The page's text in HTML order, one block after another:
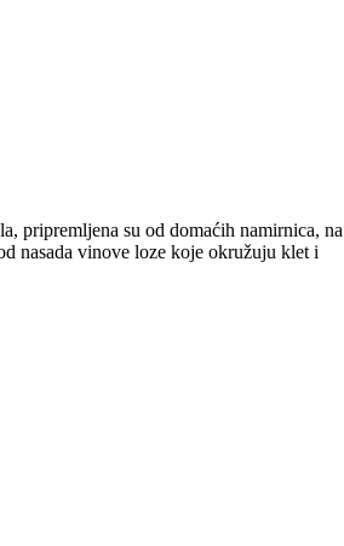
pripremljena su od domaćih namirnica, na
nasada vinove loze koje okružuju klet i